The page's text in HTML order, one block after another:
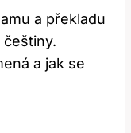
a překladu
češtiny.
a jak se